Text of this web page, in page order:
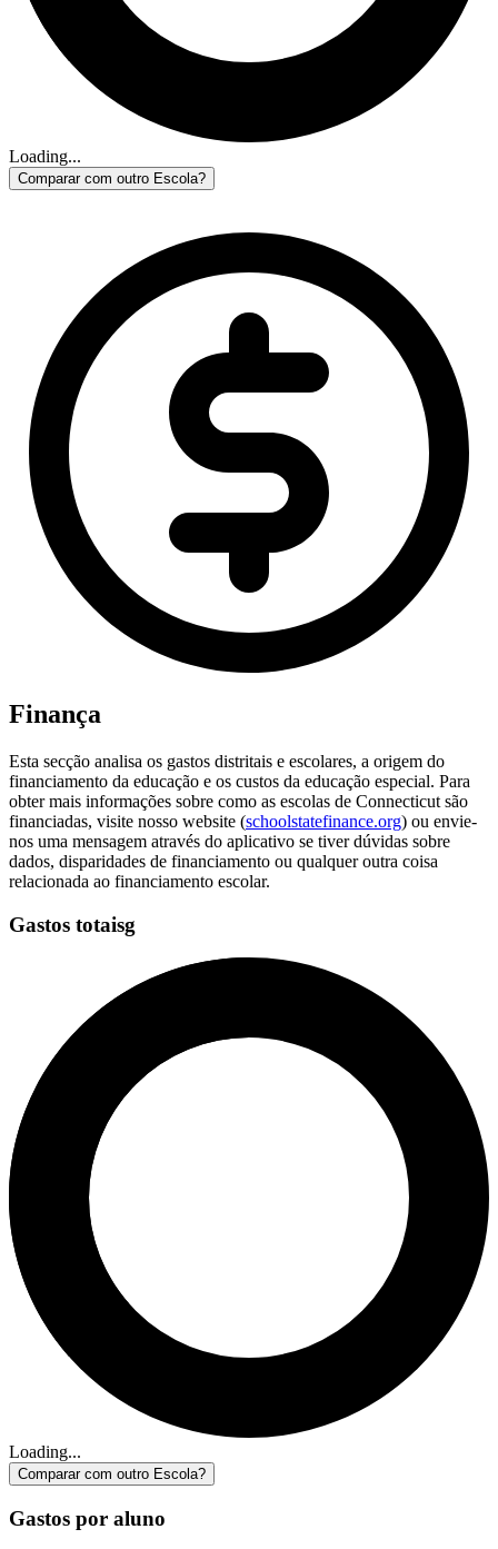
Loading...
Comparar com outro Escola?
Finança
Esta secção analisa os gastos distritais e escolares, a origem do
financiamento da educação e os custos da educação especial. Para
obter mais informações sobre como as escolas de Connecticut são
financiadas, visite nosso website (schoolstatefinance.org) ou envie-
nos uma mensagem através do aplicativo se tiver dúvidas sobre
dados, disparidades de financiamento ou qualquer outra coisa
relacionada ao financiamento escolar.
Gastos totaisg
Loading...
Comparar com outro Escola?
Gastos por aluno